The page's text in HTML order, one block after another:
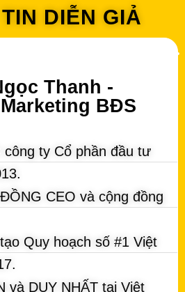
DIỄN GIẢ
Thanh -
BĐS
công ty Cổ phần đầu tư
CEO và cộng đồng
Quy hoạch số #1 Việt
và DUY NHẤT tại Việt